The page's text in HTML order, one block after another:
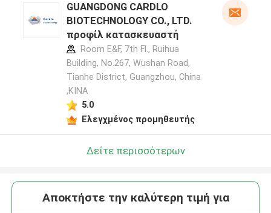
GUANGDONG CARDLO
BIOTECHNOLOGY CO., LTD.
προφίλ κατασκευαστή
Room E&F, 7th Fl., Ruihua
Building, No.267, Wushan Road,
Tianhe District, Guangzhou, China
,ΚΙΝΑ
5.0
Ελεγχμένος προμηθευτής
Δείτε περισσότερων
Αποκτήστε την καλύτερη τιμή για